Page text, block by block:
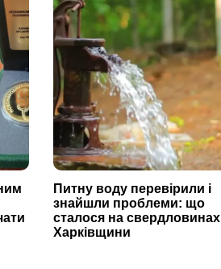
Питну воду перевірили і
знайшли проблеми: що
сталося на свердловинах
Харківщини